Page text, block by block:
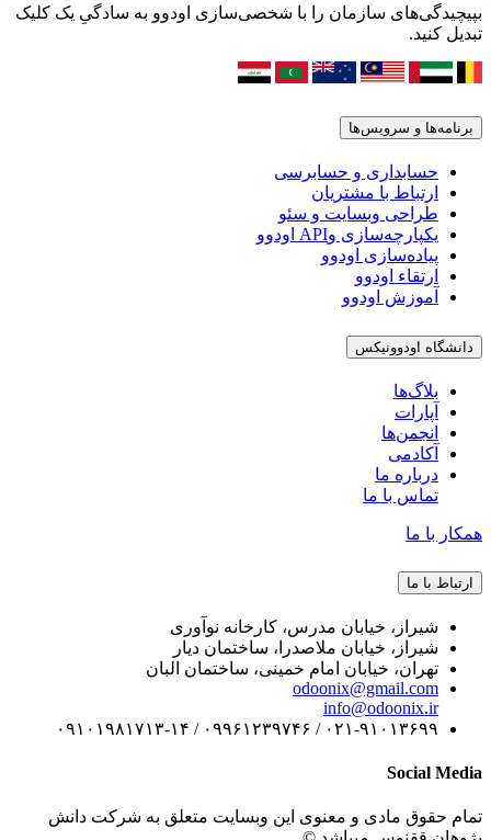
بپیچیدگی‌های سازمان را با شخصی‌سازی اودوو به سادگیِ یک کلیک
تبدیل کنید.
برنامه‌ها و سرویس‌ها
حسابداری و حسابرسی
ارتباط با مشتریان
طراحی وبسایت و سئو
یکپارچه‌سازی وAPI اودوو
پیاده‌سازی اودوو
ارتقاء اودوو
آموزش اودوو
دانشگاه اودوونیکس
بلاگ‌ها
آپارات
انجمن‌ها
آکادمی
درباره ما
تماس با ما
همکار با ما
ارتباط با ما
شیراز، خیابان مدرس، کارخانه نوآوری
شیراز، خیابان ملاصدرا، ساختمان دیار
تهران، خیابان امام خمینی، ساختمان البان
odoonix@gmail.com
info@odoonix.ir
۰۲۱-۹۱۰۱۳۶۹۹ / ۰۹۹۶۱۲۳۹۷۴۶ / ۰۹۱۰۱۹۸۱۷۱۳-۱۴
Social Media
تمام حقوق مادی و معنوی این وبسایت متعلق به شرکت دانش